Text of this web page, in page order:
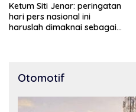
Ketum Siti Jenar: peringatan
hari pers nasional ini
haruslah dimaknai sebagai
Indonesia.
Otomotif